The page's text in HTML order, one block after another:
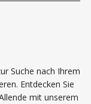
Suche nach Ihrem
Entdecken Sie
mit unserem